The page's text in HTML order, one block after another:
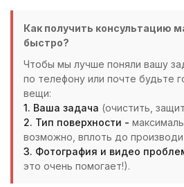
Как получить консультацию
быстро?
Чтобы мы лучше поняли вашу
по телефону или почте будьте
вещи:
1. Ваша задача (очистить,
2. Тип поверхности -
возможно, вплоть до
3. Фотография и видео
это очень помогает!).